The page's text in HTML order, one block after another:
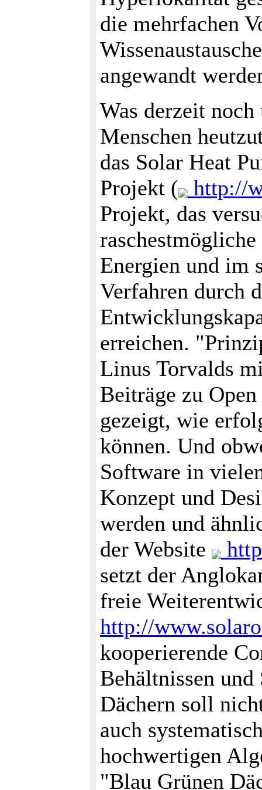
die mehrfachen
angewandt
Was derzeit
Menschen
das Solar Heat
Projekt (
http://
Projekt, das
Energien und im
Verfahren durch
erreichen.
Linus Torvalds
Beiträge zu
gezeigt, wie
können. Und
Software in
Konzept und
werden und
der Website
setzt der
freie
http://
kooperierende
Behältnissen und
Dächern soll
auch
hochwertigen
"Blau Grünen